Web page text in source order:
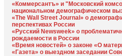
«Коммерсантъ» и "Московский
национальном демографическом
«The Wall Street Journal» о
перспективах России
«Русский Newsweek» о
рождаемости в России
«Время новостей» о законе «О
«Газета» о выездном заседании